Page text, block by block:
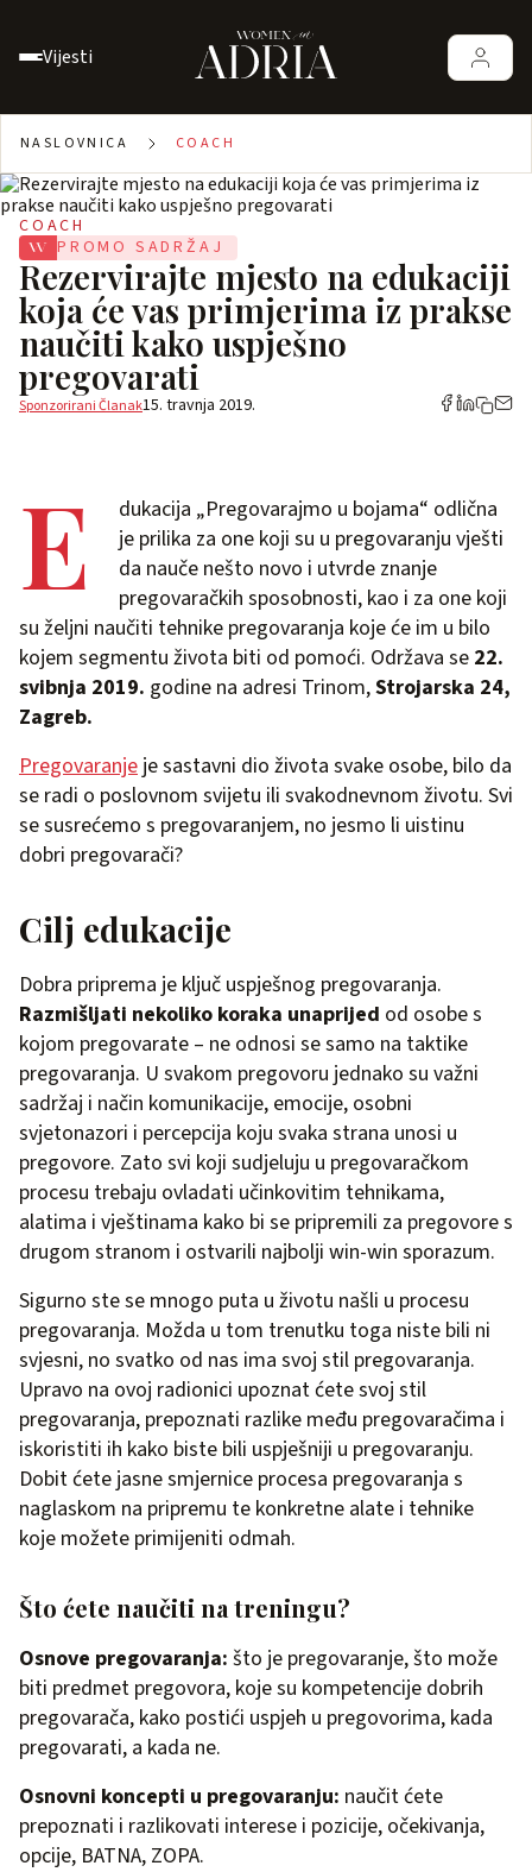
Vijesti
NASLOVNICA COACH
COACH
PROMO SADRŽAJ
Rezervirajte mjesto na edukaciji
koja će vas primjerima iz prakse
naučiti kako uspješno
pregovarati
Sponzorirani Članak15. travnja 2019.
E
dukacija „Pregovarajmo u bojama“ odlična
je prilika za one koji su u pregovaranju vješti
da nauče nešto novo i utvrde znanje
pregovaračkih sposobnosti, kao i za one koji
su željni naučiti tehnike pregovaranja koje će im u bilo
kojem segmentu života biti od pomoći. Održava se 22.
svibnja 2019. godine na adresi Trinom,Strojarska 24,
Zagreb.
Pregovaranje je sastavni dio života svake osobe, bilo da
se radi o poslovnom svijetu ili svakodnevnom životu. Svi
se susrećemo s pregovaranjem, no jesmo li uistinu
dobri pregovarači?
Cilj edukacije
Dobra priprema je ključ uspješnog pregovaranja.
Razmišljati nekoliko koraka unaprijed od osobe s
kojom pregovarate – ne odnosi se samo na taktike
pregovaranja. U svakom pregovoru jednako su važni
sadržaj i način komunikacije, emocije, osobni
svjetonazori i percepcija koju svaka strana unosi u
pregovore. Zato svi koji sudjeluju u pregovaračkom
procesu trebaju ovladati učinkovitim tehnikama,
alatima i vještinama kako bi se pripremili za pregovore s
drugom stranom i ostvarili najbolji win-win sporazum.
Sigurno ste se mnogo puta u životu našli u procesu
pregovaranja. Možda u tom trenutku toga niste bili ni
svjesni, no svatko od nas ima svoj stil pregovaranja.
Upravo na ovoj radionici upoznat ćete svoj stil
pregovaranja, prepoznati razlike među pregovaračima i
iskoristiti ih kako biste bili uspješniji u pregovaranju.
Dobit ćete jasne smjernice procesa pregovaranja s
naglaskom na pripremu te konkretne alate i tehnike
koje možete primijeniti odmah.
Što ćete naučiti na treningu?
Osnove pregovaranja: što je pregovaranje, što može
biti predmet pregovora, koje su kompetencije dobrih
pregovarača, kako postići uspjeh u pregovorima, kada
pregovarati, a kada ne.
Osnovni koncepti u pregovaranju: naučit ćete
prepoznati i razlikovati interese i pozicije, očekivanja,
opcije, BATNA, ZOPA.